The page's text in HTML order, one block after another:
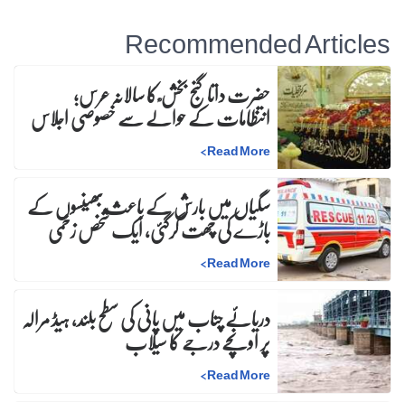
Recommended Articles
حضرت داتا گنج بخش ؒ کا سالانہ عرس;
انتظامات کے حوالے سے خصوصی اجلاس
Read More
>
سگیاں میں بارش کے باعث بھینسوں کے
باڑے کی چھت گرگئی، ایک شخص زخمی
Read More
>
دریائے چناب میں پانی کی سطح بلند، ہیڈ مرالہ
پر اونچے درجے کا سیلاب
Read More
>